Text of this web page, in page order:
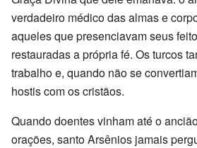
verdadeiro médico das almas e
aqueles que presenciavam seus
restauradas a própria fé. Os turcos
trabalho e, quando não se
hostis com os cristãos.
Quando doentes vinham até o
orações, santo Arsênios jamais